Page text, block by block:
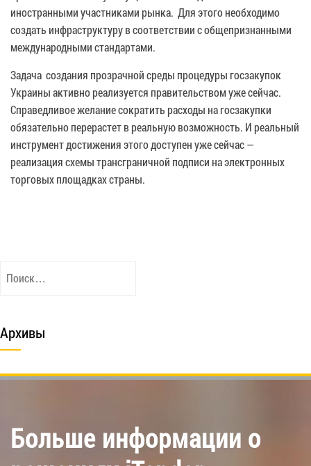
иностранными участниками рынка. Для этого необходимо
создать инфраструктуру в соответствии с общепризнанными
международными стандартами.
Задача создания прозрачной среды процедуры госзакупок
Украины активно реализуется правительством уже сейчас.
Справедливое желание сократить расходы на госзакупки
обязательно перерастет в реальную возможность. И реальный
инструмент достижения этого доступен уже сейчас —
реализация схемы трансграничной подписи на электронных
торговых площадках страны.
Архивы
Больше информации о